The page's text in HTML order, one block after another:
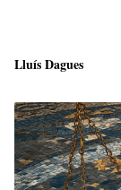
Lluís Dagues